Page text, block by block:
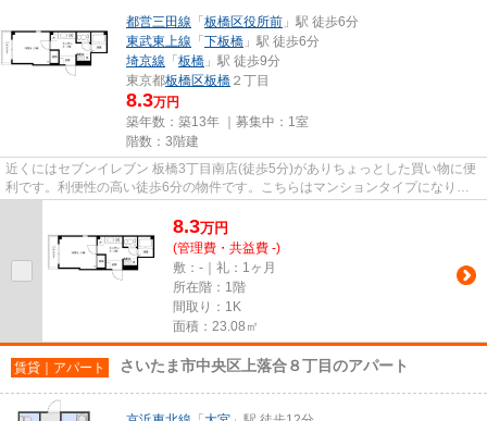
都営三田線 「 板橋区役所前 」駅 徒歩6分
東武東上線 「 下板橋 」駅 徒歩6分
埼京線 「 板橋 」駅 徒歩9分
東京都板橋区板橋 ２丁目
8.3万円
築年数：築13年 ｜募集中： 1室
階数：3階建
近くにはセブンイレブン 板橋3丁目南店(徒歩5分)がありちょっとした買い物に便
利です。利便性の高い徒歩6分の物件です。こちらはマンションタイプになりま
8.3万円
(管理費・共益費 -)
敷：-｜礼：1ヶ月
所在階：1階
間取り：1K
面積：23.08㎡
賃貸｜アパート さいたま市中央区上落合８丁目のアパート